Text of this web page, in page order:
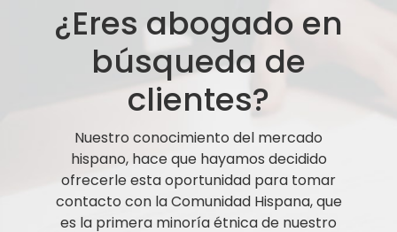
¿Eres abogado en
búsqueda de
clientes?
Nuestro conocimiento del mercado
hispano, hace que hayamos decidido
ofrecerle esta oportunidad para tomar
contacto con la Comunidad Hispana, que
es la primera minoría étnica de nuestro